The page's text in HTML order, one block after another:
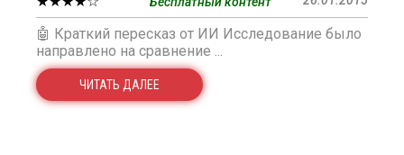
🤖 Краткий пересказ от ИИ Исследование было
направлено на сравнение ...
ЧИТАТЬ ДАЛЕЕ